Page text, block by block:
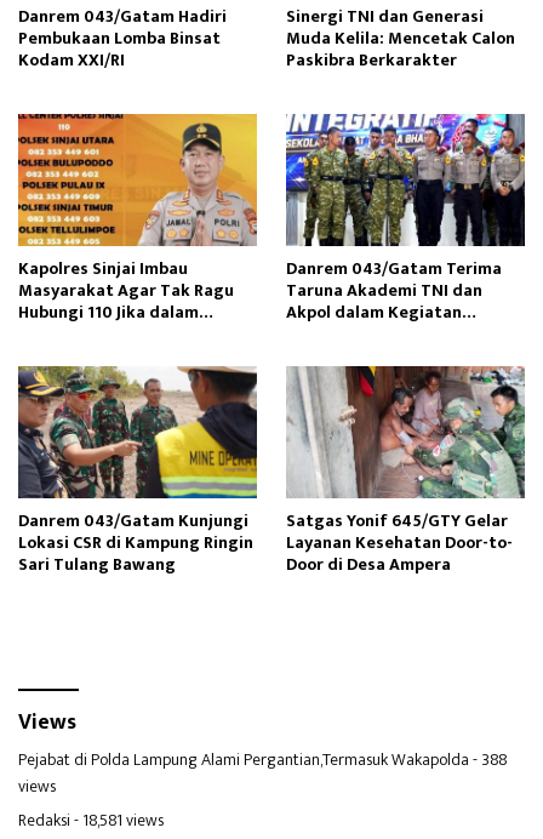
Danrem 043/Gatam Hadiri
Pembukaan Lomba Binsat
Kodam XXI/RI
Sinergi TNI dan Generasi
Muda Kelila: Mencetak Calon
Paskibra Berkarakter
Kapolres Sinjai Imbau
Masyarakat Agar Tak Ragu
Hubungi 110 Jika dalam
Danrem 043/Gatam Terima
Taruna Akademi TNI dan
Akpol dalam Kegiatan
Danrem 043/Gatam Kunjungi
Lokasi CSR di Kampung Ringin
Sari Tulang Bawang
Satgas Yonif 645/GTY Gelar
Layanan Kesehatan Door-to-
Door di Desa Ampera
Views
Pejabat di Polda Lampung Alami Pergantian,Termasuk Wakapolda- 388
views
Redaksi- 18,581 views